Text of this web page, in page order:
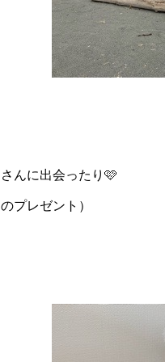
んに出会ったり🩷
プレゼント）